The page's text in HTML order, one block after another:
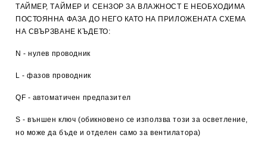
ТАЙМЕР, ТАЙМЕР И СЕНЗОР ЗА ВЛАЖНОСТ Е НЕОБХОДИМА
ПОСТОЯННА ФАЗА ДО НЕГО КАТО НА ПРИЛОЖЕНАТА СХЕМА
НА СВЪРЗВАНЕ КЪДЕТО:
N - нулев проводник
L - фазов проводник
QF - автоматичен предпазител
S - външен ключ (обикновено се използва този за осветление,
но може да бъде и отделен само за вентилатора)